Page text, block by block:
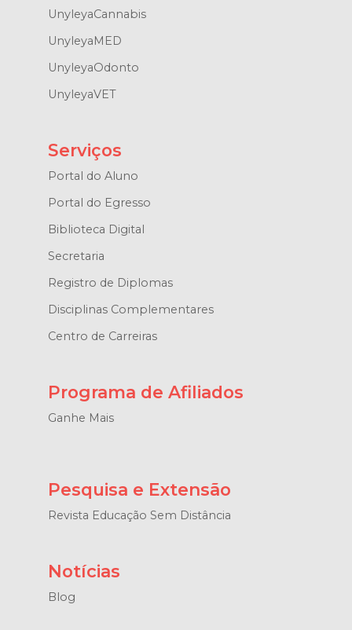
UnyleyaCannabis
UnyleyaMED
UnyleyaOdonto
UnyleyaVET
Serviços
Portal do Aluno
Portal do Egresso
Biblioteca Digital
Secretaria
Registro de Diplomas
Disciplinas Complementares
Centro de Carreiras
Programa de Afiliados
Ganhe Mais
Pesquisa e Extensão
Revista Educação Sem Distância
Notícias
Blog